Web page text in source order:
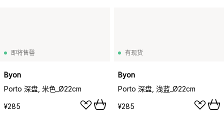
即将售罄
Byon
Porto 深盘, 米色_Ø22cm
¥285
有现货
Byon
Porto 深盘, 浅蓝_Ø22cm
¥285